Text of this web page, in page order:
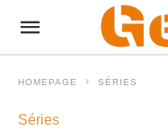
HOMEPAGE SÉRIES
Séries